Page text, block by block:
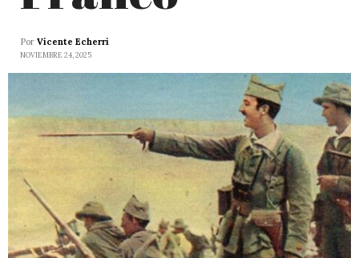
Por Vicente Echerri
NOVIEMBRE 24, 2025